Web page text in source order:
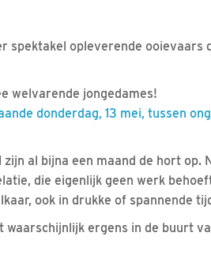
spektakel opleverende ooievaars
welvarende jongedames!
donderdag, 13 mei, tussen
al bijna een maand de hort op.
die eigenlijk geen werk
ook in drukke of spannende
ergens in de buurt